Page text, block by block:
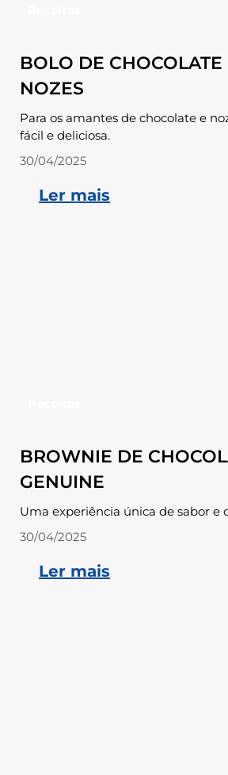
BOLO DE CHOCOLATE
NOZES
Para os amantes de chocolate e
fácil e deliciosa.
30/04/2025
Ler mais
BROWNIE DE
GENUINE
Uma experiência única de sabor e
30/04/2025
Ler mais